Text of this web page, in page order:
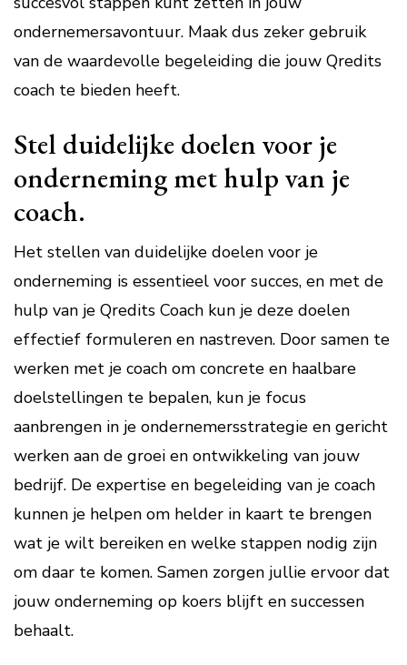
ondernemersavontuur. Maak dus zeker gebruik
van de waardevolle begeleiding die jouw Qredits
coach te bieden heeft.
Stel duidelijke doelen voor je
onderneming met hulp van je
coach.
Het stellen van duidelijke doelen voor je
onderneming is essentieel voor succes, en met de
hulp van je Qredits Coach kun je deze doelen
effectief formuleren en nastreven. Door samen te
werken met je coach om concrete en haalbare
doelstellingen te bepalen, kun je focus
aanbrengen in je ondernemersstrategie en gericht
werken aan de groei en ontwikkeling van jouw
bedrijf. De expertise en begeleiding van je coach
kunnen je helpen om helder in kaart te brengen
wat je wilt bereiken en welke stappen nodig zijn
om daar te komen. Samen zorgen jullie ervoor dat
jouw onderneming op koers blijft en successen
behaalt.